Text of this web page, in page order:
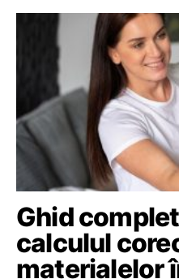
Ghid
calculul
materialelor